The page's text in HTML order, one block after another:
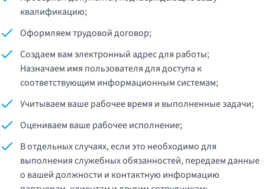
квалификацию;
Оформляем трудовой договор;
Создаем вам электронный адрес для работы;
Назначаем имя пользователя для доступа к
соответствующим информационным системам;
Учитываем ваше рабочее время и выполненные задачи;
Оцениваем ваше рабочее исполнение;
В отдельных случаях, если это необходимо для
выполнения служебных обязанностей, передаем данные
о вашей должности и контактную информацию